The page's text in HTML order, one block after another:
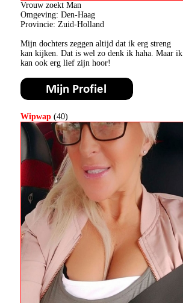
Vrouw zoekt Man
Omgeving: Den-Haag
Provincie: Zuid-Holland
Mijn dochters zeggen altijd dat ik erg streng
kan kijken. Dat is wel zo denk ik haha. Maar ik
kan ook erg lief zijn hoor!
Wipwap (40)